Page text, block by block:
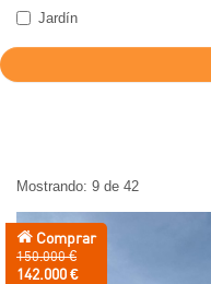
Jardín
Mostrando: 9 de 42
Comprar
Precio
anterior:
150.000 €
Precio:
142.000 €